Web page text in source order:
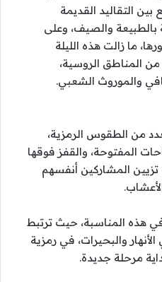
التقاليد القديمة
بالطبيعة والصيف، وعلى
ما زالت هذه الليلة
المناطق الروسية،
والموروث الشعبي.
من الطقوس الرمزية،
المفتوحة، والقفز فوقها
تزيين المشاركين أنفسهم
هذه المناسبة، حيث ترتبط
والبحيرات، في رمزية
مرحلة جديدة.